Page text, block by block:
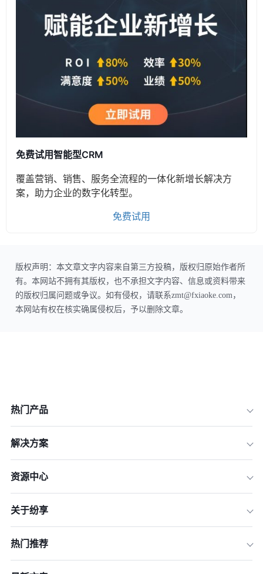
免费试用智能型CRM
覆盖营销、销售、服务全流程的一体化新增长解决方
案，助力企业的数字化转型。
免费试用
版权声明：本文章文字内容来自第三方投稿，版权归原始作者所
有。本网站不拥有其版权，也不承担文字内容、信息或资料带来
的版权归属问题或争议。如有侵权，请联系zmt@fxiaoke.com，
本网站有权在核实确属侵权后，予以删除文章。
热门产品
解决方案
资源中心
关于纷享
热门推荐